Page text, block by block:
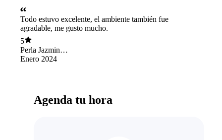
Todo estuvo excelente, el ambiente también fue
agradable, me gusto mucho.
5
Perla Jazmin
Romero Solórzano
Enero 2024
Agenda tu hora